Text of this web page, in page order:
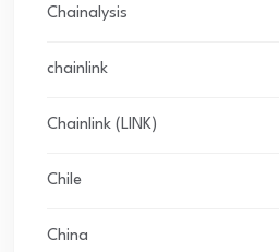
Chainalysis
chainlink
Chainlink (LINK)
Chile
China